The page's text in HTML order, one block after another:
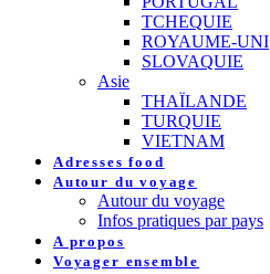
TCHEQUIE
ROYAUME-UNI
SLOVAQUIE
Asie
THAÏLANDE
TURQUIE
VIETNAM
Adresses food
Autour du voyage
Autour du voyage
Infos pratiques par pays
A propos
Voyager ensemble